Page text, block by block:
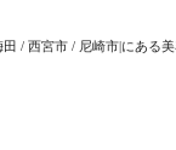
/ 西宮市 / 尼崎市|にある